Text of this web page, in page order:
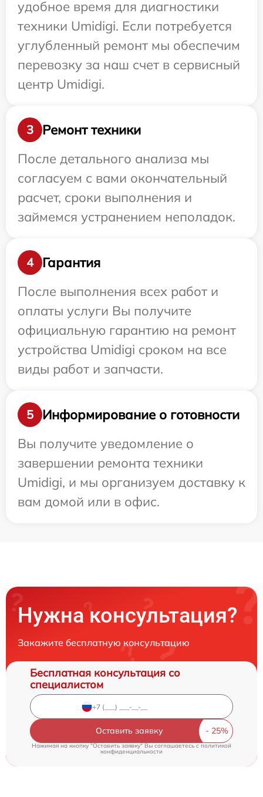
удобное время для диагностики
техники Umidigi. Если потребуется
углубленный ремонт мы обеспечим
перевозку за наш счет в сервисный
центр Umidigi.
3
Ремонт техники
После детального анализа мы
согласуем с вами окончательный
расчет, сроки выполнения и
займемся устранением неполадок.
4
Гарантия
После выполнения всех работ и
оплаты услуги Вы получите
официальную гарантию на ремонт
устройства Umidigi сроком на все
виды работ и запчасти.
5
Информирование о готовности
Вы получите уведомление о
завершении ремонта техники
Umidigi, и мы организуем доставку к
вам домой или в офис.
Нужна консультация?
Закажите бесплатную консультацию
Бесплатная консультация со
специалистом
Оставить заявку
Нажимая на кнопку "Оставить заявку" Вы соглашаетесь c политикой
конфиденциальности